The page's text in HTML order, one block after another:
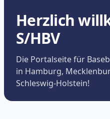
Herzlich
S/HBV
Die Portalseite für
in Hamburg,
Schleswig-Holstein!